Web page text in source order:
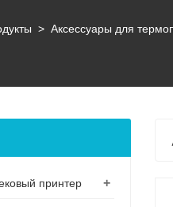
> Аксессуары для
+
принтер